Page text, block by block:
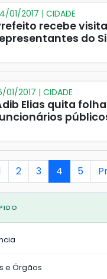
01/2017 | CIDADE
recebe
do
01/2017 | CIDADE
Elias quita
2 3 4 5
e Órgãos